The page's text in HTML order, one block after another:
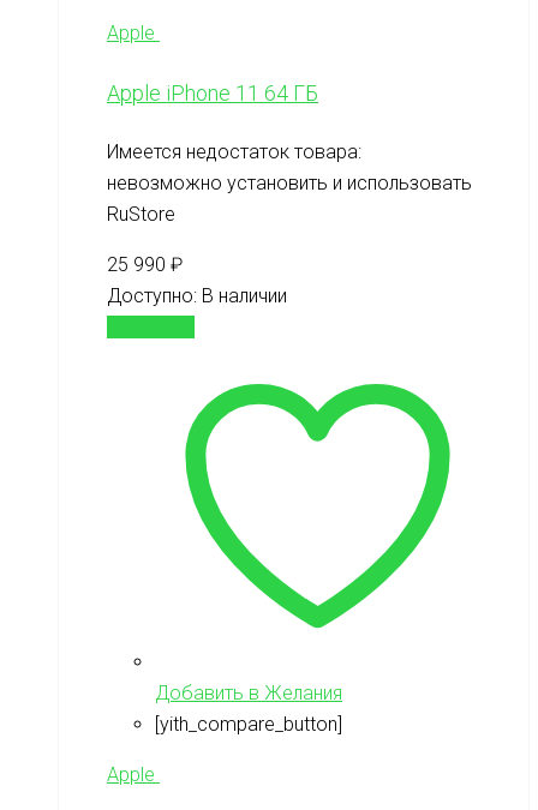
Apple
Apple iPhone 11 64 ГБ
Имеется недостаток товара:
невозможно установить и использовать
RuStore
25 990 ₽
Доступно: В наличии
Добавить в Желания
[yith_compare_button]
Apple